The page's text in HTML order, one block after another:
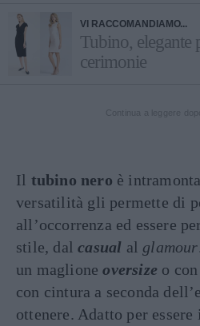
VI RACCOMANDIAMO...
Tubino, elegante
cerimonie
Il tubino nero è
versatilità gli permette di
all’occorrenza ed essere
stile, dalcasual al glamour
un maglioneoversize o
con cintura a seconda
ottenere. Adatto per essere